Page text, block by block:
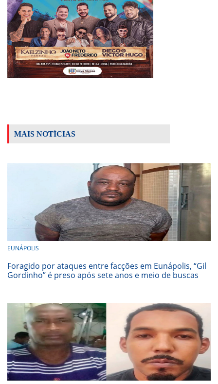
MAIS NOTÍCIAS
EUNÁPOLIS
Foragido por ataques entre facções em Eunápolis, “Gil
Gordinho” é preso após sete anos e meio de buscas